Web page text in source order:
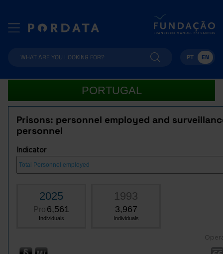
PT EN
PORTUGAL
Prisons: personnel employed and
personnel
Indicator
2025
Pro 6,561
Individuals
1993
3,967
Individuals